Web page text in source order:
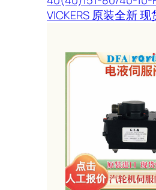
VICKERS 原装全新 现